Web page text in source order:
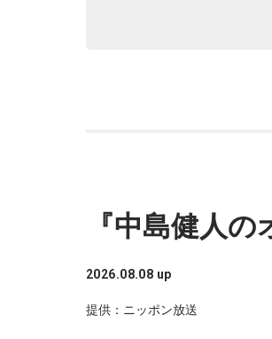
J-WAVE『SMILE
ラジオ日本『アン
まプレーをしていても成績
で、できるだけ早く手術を
山田「痛みがない範囲でで
『中島健人
2026.08.08 up
提供：ニッポン放送